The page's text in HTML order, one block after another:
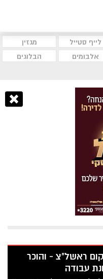
לייף סטייל
מגזין
אלבומים
הבלוגים
ראשל"צ - והוכר
עבודה